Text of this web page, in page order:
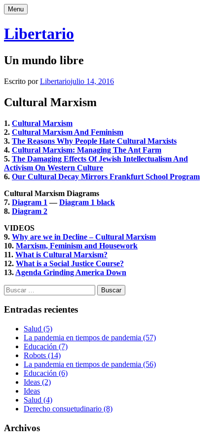
Saltar
al
Menu
Libertario
Un mundo libre
Escrito porLibertariojulio 14, 2016
Cultural Marxism
1. Cultural Marxism
2. Cultural Marxism And Feminism
3. The Reasons Why People Hate Cultural Marxists
4. Cultural Marxism: Managing The Ant Farm
5. The Damaging Effects Of Jewish Intellectualism And
Activism On Western Culture
6. Our Cultural Decay Mirrors Frankfurt School Program
Cultural Marxism Diagrams
7. Diagram 1 —Diagram 1 black
8. Diagram 2
VIDEOS
9. Why are we in Decline – Cultural Marxism
10. Marxism, Feminism and Housework
11. What is Cultural Marxism?
12. What is a Social Justice Course?
13. Agenda Grinding America Down
Buscar:
Entradas recientes
Salud (5)
La pandemia en tiempos de pandemia (57)
Educación (7)
Robots (14)
La pandemia en tiempos de pandemia (56)
Educación (6)
Ideas (2)
Ideas
Salud (4)
Derecho consuetudinario (8)
Archivos